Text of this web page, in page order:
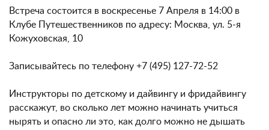
Встреча состоится в воскресенье 7 Апреля в 14:00 в
Клубе Путешественников по адресу: Москва, ул. 5-я
Кожуховская, 10
Записывайтесь по телефону +7 (495) 127-72-52
Инструкторы по детскому и дайвингу и фридайвингу
расскажут, во сколько лет можно начинать учиться
нырять и опасно ли это, как долго можно не дышать